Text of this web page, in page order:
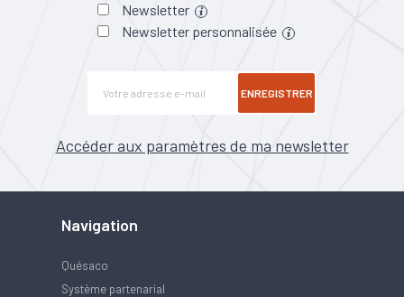
Newsletter
Newsletter personnalisée
ENREGISTRER
Accéder aux paramètres de ma newsletter
Navigation
Quésaco
Système partenarial